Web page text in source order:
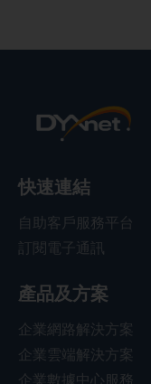
快速連結
自助客戶服務平台
訂閱電子通訊
產品及方案
企業網路解決方案
企業雲端解決方案
企業數據中心服務